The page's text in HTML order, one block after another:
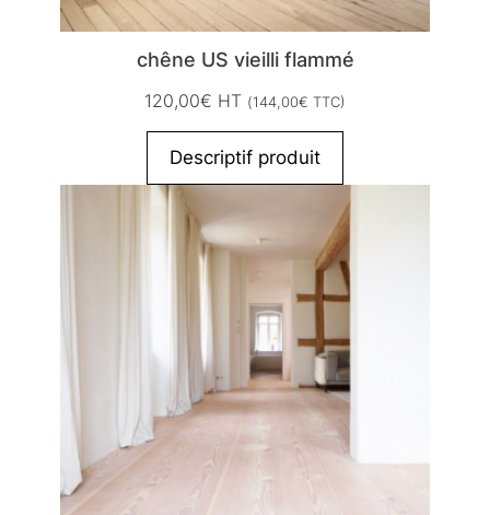
chêne US vieilli flammé
120,00€ HT (144,00€ TTC)
Descriptif produit